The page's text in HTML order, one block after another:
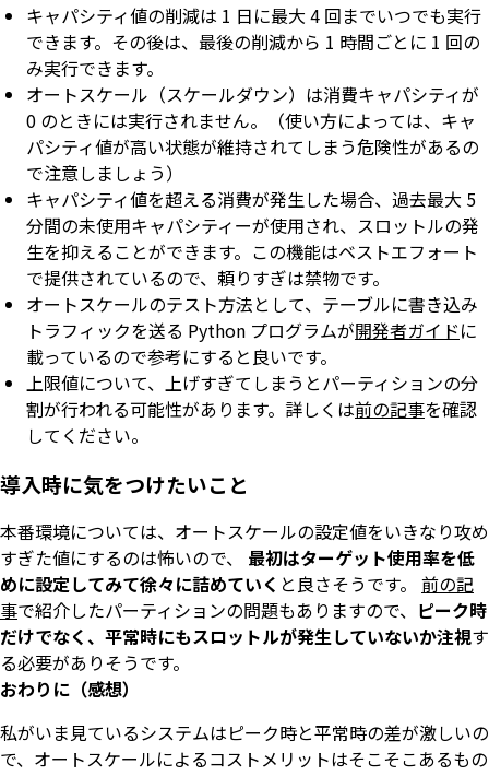
キャパシティ値の削減は 1 日に最大 4 回までいつでも実行
できます。その後は、最後の削減から 1 時間ごとに 1 回の
み実行できます。
オートスケール（スケールダウン）は消費キャパシティが
0 のときには実行されません。（使い方によっては、キャ
パシティ値が高い状態が維持されてしまう危険性があるの
で注意しましょう）
キャパシティ値を超える消費が発生した場合、過去最大 5
分間の未使用キャパシティーが使用され、スロットルの発
生を抑えることができます。この機能はベストエフォート
で提供されているので、頼りすぎは禁物です。
オートスケールのテスト方法として、テーブルに書き込み
トラフィックを送る Python プログラムが開発者ガイドに
載っているので参考にすると良いです。
上限値について、上げすぎてしまうとパーティションの分
割が行われる可能性があります。詳しくは前の記事を確認
してください。
導入時に気をつけたいこと
本番環境については、オートスケールの設定値をいきなり攻め
すぎた値にするのは怖いので、 最初はターゲット使用率を低
めに設定してみて徐々に詰めていく と良さそうです。 前の記
事で紹介したパーティションの問題もありますので、 ピーク時
だけでなく、平常時にもスロットルが発生していないか注視す
る必要がありそうです。
おわりに（感想）
私がいま見ているシステムはピーク時と平常時の差が激しいの
で、オートスケールによるコストメリットはそこそこあるもの